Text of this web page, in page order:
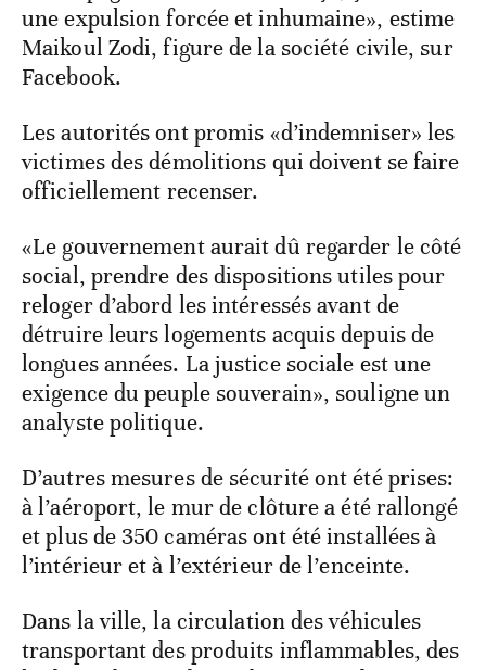
une expulsion forcée et inhumaine», estime
Maikoul Zodi, figure de la société civile, sur
Facebook.
Les autorités ont promis «d’indemniser» les
victimes des démolitions qui doivent se faire
officiellement recenser.
«Le gouvernement aurait dû regarder le côté
social, prendre des dispositions utiles pour
reloger d’abord les intéressés avant de
détruire leurs logements acquis depuis de
longues années. La justice sociale est une
exigence du peuple souverain», souligne un
analyste politique.
D’autres mesures de sécurité ont été prises:
à l’aéroport, le mur de clôture a été rallongé
et plus de 350 caméras ont été installées à
l’intérieur et à l’extérieur de l’enceinte.
Dans la ville, la circulation des véhicules
transportant des produits inflammables, des